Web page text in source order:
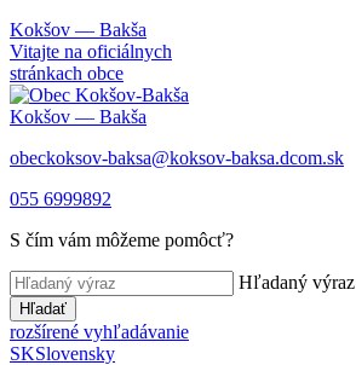
Kokšov — Bakša
Vitajte na oficiálnych
stránkach obce
Kokšov — Bakša
obeckoksov-baksa@koksov-baksa.dcom.sk
055 6999892
S čím vám môžeme pomôcť?
Hľadaný výraz
Hľadať
rozšírené vyhľadávanie
SKSlovensky